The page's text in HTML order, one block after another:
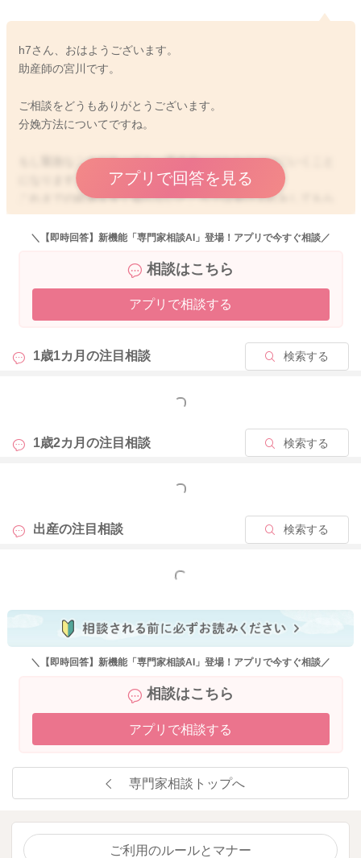
h7さん、おはようございます。
助産師の宮川です。
ご相談をどうもありがとうございます。
分娩方法についてですね。
もし緊急なことがあっても、基本的にはかかりつけにいくこと
になります。
これまでの経過を全く知らないところでは受け入れをしてもら
えないことがほとんどです。
またTOLACを試みる場合、誘発剤の使用はないはずです。
書かれていた計画分娩がどのようなことを指すのかわからない
に向かわれるようにされるのがいいのかもしれません。
やご家族ともよくよくお話をしていただくといいと思います。
どうぞよろしくお願いします。
アプリで回答を見る
＼【即時回答】新機能「専門家相談AI」登場！アプリで今すぐ相談／
相談はこちら
アプリで相談する
1歳1カ月の注目相談 検索する
もっと見る
1歳2カ月の注目相談 検索する
もっと見る
出産の注目相談 検索する
もっと見る
＼【即時回答】新機能「専門家相談AI」登場！アプリで今すぐ相談／
相談はこちら
アプリで相談する
専門家相談トップへ
ご利用のルールとマナー